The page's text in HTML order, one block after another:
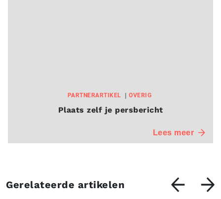
PARTNERARTIKEL OVERIG
Plaats zelf je persbericht
Lees meer
Gerelateerde artikelen